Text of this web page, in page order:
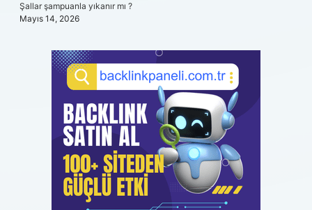
Şallar şampuanla yıkanır mı ?
Mayıs 14, 2026